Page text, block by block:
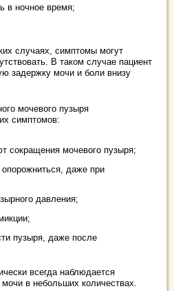
в ночное время;
случаях, симптомы могут
В таком случае пациент
задержку мочи и боли внизу
мочевого пузыря
симптомов:
сокращения мочевого пузыря;
даже при
давления;
пузыря, даже после
всегда наблюдается
в небольших количествах.